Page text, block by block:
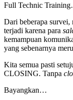
Full Technic
Dari beberapa survei,
terjadi karena para
kemampuan
yang sebenarnya
Kita semua pasti
CLOSING. Tanpa
Bayangkan…